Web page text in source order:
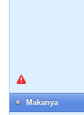
Makanya